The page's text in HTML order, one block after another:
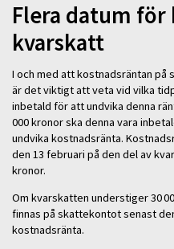
Flera datum för
kvarskatt
I och med att kostnadsräntan
är det viktigt att veta vid vilka
inbetald för att undvika denna
000 kronor ska denna vara
undvika kostnadsränta.
den 13 februari på den del av
kronor.
Om kvarskatten understiger 30
finnas på skattekontot senast
kostnadsränta.